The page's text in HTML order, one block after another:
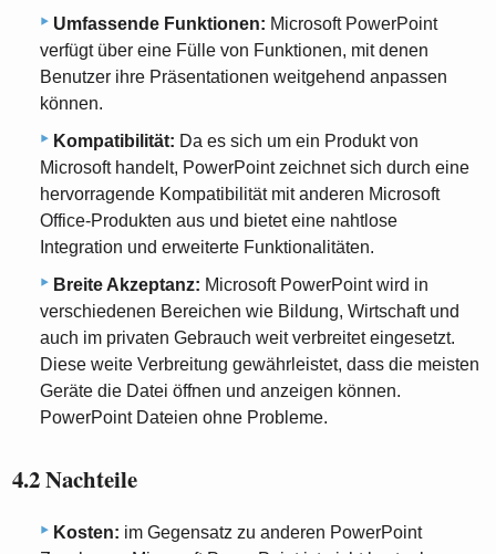
Umfassende Funktionen: Microsoft PowerPoint
verfügt über eine Fülle von Funktionen, mit denen
Benutzer ihre Präsentationen weitgehend anpassen
können.
Kompatibilität: Da es sich um ein Produkt von
Microsoft handelt, PowerPoint zeichnet sich durch eine
hervorragende Kompatibilität mit anderen Microsoft
Office-Produkten aus und bietet eine nahtlose
Integration und erweiterte Funktionalitäten.
Breite Akzeptanz: Microsoft PowerPoint wird in
verschiedenen Bereichen wie Bildung, Wirtschaft und
auch im privaten Gebrauch weit verbreitet eingesetzt.
Diese weite Verbreitung gewährleistet, dass die meisten
Geräte die Datei öffnen und anzeigen können.
PowerPoint Dateien ohne Probleme.
4.2 Nachteile
Kosten: im Gegensatz zu anderen PowerPoint